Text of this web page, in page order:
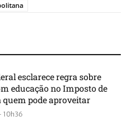
esclarece regra sobre
educação no Imposto de
quem pode aproveitar